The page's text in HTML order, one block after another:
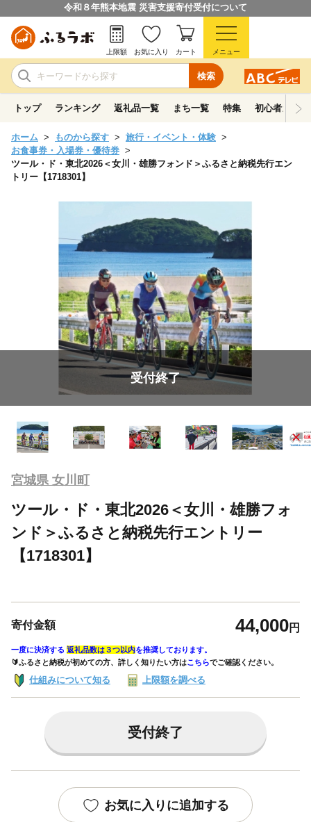
令和８年熊本地震 災害支援寄付受付について
検索
上限額 お気に入り カート メニュー
トップ ランキング 返礼品一覧 まち一覧 特集 初心者ガイド
ホーム ものから探す
旅行・イベント・体験
お食事券・入場券・優待券
ツール・ド・東北2026＜女川・雄勝フォンド＞ふるさと納税先行エン
トリー【1718301】
受付終了
宮城県 女川町
ツール・ド・東北2026＜女川・雄勝フォ
ンド＞ふるさと納税先行エントリー
【1718301】
寄付金額 44,000円
一度に決済する 返礼品数は３つ以内を推奨しております。
🔰ふるさと納税が初めての方、詳しく知りたい方はこちらでご確認ください。
仕組みについて知る 上限額を調べる
受付終了
お気に入りに追加する